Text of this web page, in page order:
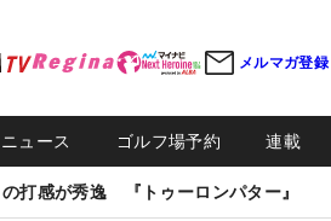
メルマガ登録
ュース ゴルフ場予約 連載
打感が秀逸 『トゥーロンパター』